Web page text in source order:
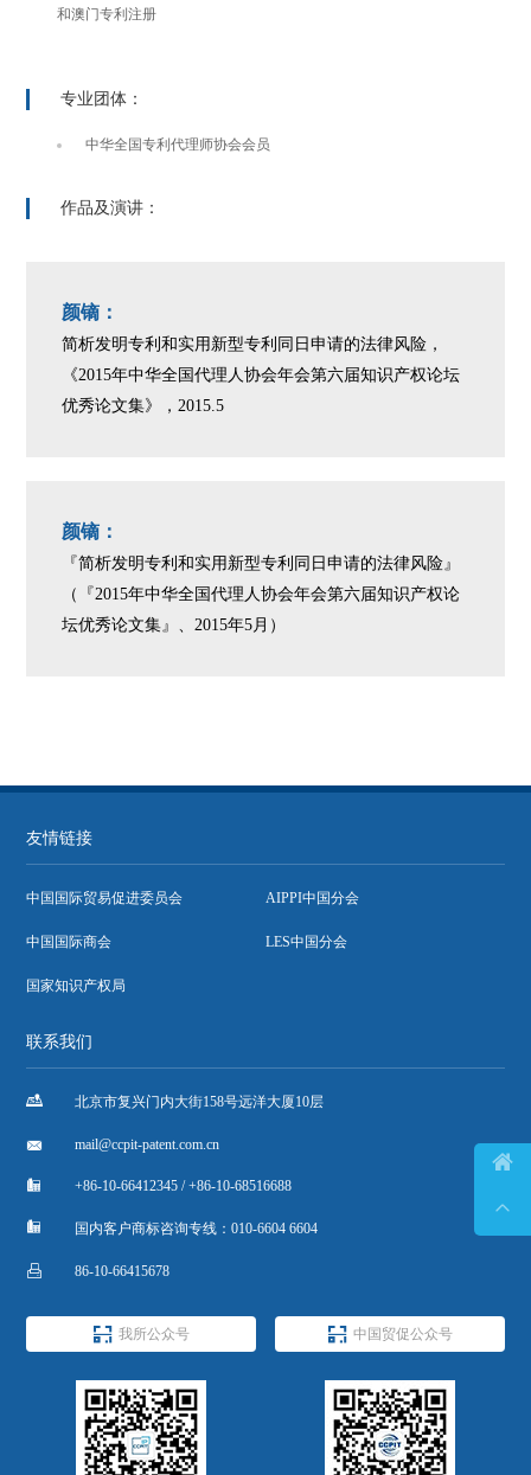
和澳门专利注册
专业团体：
中华全国专利代理师协会会员
作品及演讲：
颜镝：
简析发明专利和实用新型专利同日申请的法律风险，
《2015年中华全国代理人协会年会第六届知识产权论坛
优秀论文集》，2015.5
颜镝：
『简析发明专利和实用新型专利同日申请的法律风险』
（『2015年中华全国代理人协会年会第六届知识产权论
坛优秀论文集』、2015年5月）
友情链接
中国国际贸易促进委员会 AIPPI中国分会
中国国际商会 LES中国分会
国家知识产权局
联系我们
 北京市复兴门内大街158号远洋大厦10层
 mail@ccpit-patent.com.cn
 +86-10-66412345 / +86-10-68516688
 国内客户商标咨询专线：010-6604 6604
 86-10-66415678
 我所公众号  中国贸促公众号

